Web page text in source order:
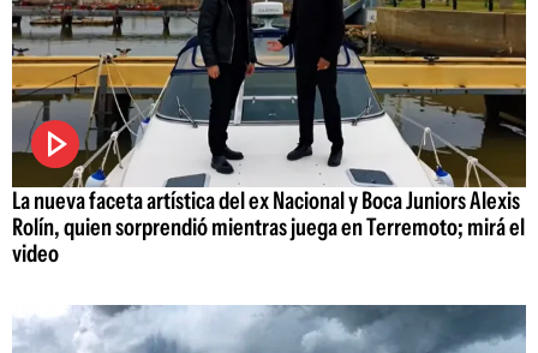
La nueva faceta artística del ex Nacional y Boca Juniors Alexis
Rolín, quien sorprendió mientras juega en Terremoto; mirá el
video